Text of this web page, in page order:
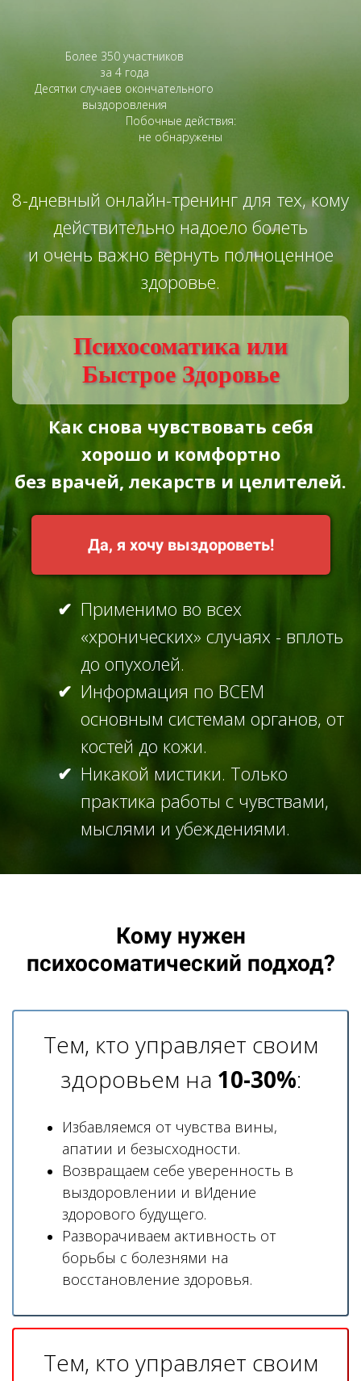
Более 350 участников
за 4 года
Десятки случаев окончательного
выздоровления
Побочные действия:
не обнаружены
8-дневный онлайн-тренинг для тех, кому
действительно надоело болеть
и очень важно вернуть полноценное
здоровье.
Психосоматика или
Быстрое Здоровье
Как снова чувствовать себя
хорошо и комфортно
без врачей, лекарств и целителей.
Да, я хочу выздороветь!
Применимо во всех
«хронических» случаях - вплоть
до опухолей.
Информация по ВСЕМ
основным системам органов, от
костей до кожи.
Никакой мистики. Только
практика работы с чувствами,
мыслями и убеждениями.
Кому нужен
психосоматический подход?
Тем, кто управляет своим
здоровьем на 10-30%:
Избавляемся от чувства вины,
апатии и безысходности.
Возвращаем себе уверенность в
выздоровлении и вИдение
здорового будущего.
Разворачиваем активность от
борьбы с болезнями на
восстановление здоровья.
Тем, кто управляет своим